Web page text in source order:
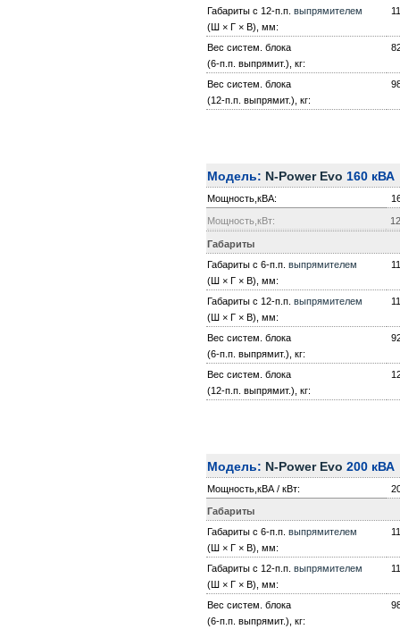
Габариты с 12-п.п. выпрямителем
(Ш × Г × В), мм:
Вес систем. блока
(6-п.п. выпрямит.), кг:
Вес систем. блока
(12-п.п. выпрямит.), кг:
Модель: N-Power Evo 160 кВА
Мощность,кВА:
Мощность,кВт:
Габариты
Габариты с 6-п.п. выпрямителем
(Ш × Г × В), мм:
Габариты с 12-п.п. выпрямителем
(Ш × Г × В), мм:
Вес систем. блока
(6-п.п. выпрямит.), кг:
Вес систем. блока
(12-п.п. выпрямит.), кг:
Модель: N-Power Evo 200 кВА
Мощность,кВА / кВт:
Габариты
Габариты с 6-п.п. выпрямителем
(Ш × Г × В), мм:
Габариты с 12-п.п. выпрямителем
(Ш × Г × В), мм:
Вес систем. блока
(6-п.п. выпрямит.), кг: